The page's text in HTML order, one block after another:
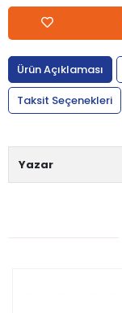
Ürün Açıklaması
Taksit Seçenekleri
Yazar